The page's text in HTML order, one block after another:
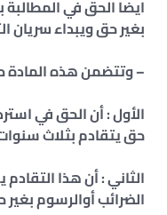
ايضا الحق في
بغير حق ويبداء سريان
– وتتضمن هذه المادة
الأول : أن الحق في
حق يتقادم بثلاث
الثاني : أن هذا
الضرائب أوالرسوم